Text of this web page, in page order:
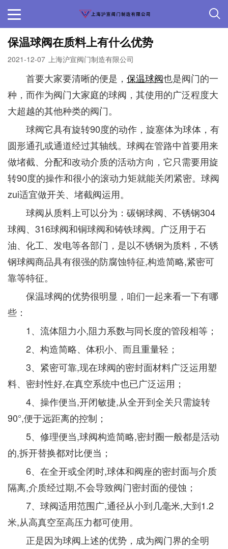
保温球阀在质料上有什么优势
2021-12-07 上海沪宣阀门制造有限公司
首要大家要清晰的便是， 保温球阀也是阀门的一
种，而作为阀门大家庭的球阀，其使用的广泛程度大
大超越的其他种类的阀门。
球阀它具有旋转90度的动作，旋塞体为球体，有
圆形通孔或通道经过其轴线。球阀在管路中首要用来
做堵截、分配和改动介质的活动方向，它只需要用旋
转90度的操作和很小的滚动力矩就能关闭紧密。球阀
zui适宜做开关、堵截阀运用。
球阀从质料上可以分为：碳钢球阀、不锈钢304
球阀、316球阀和铜球阀和铸铁球阀。广泛用于石
油、化工、发电等各部门，是以不锈钢为质料，不锈
钢球阀商品具有很强的防腐蚀特征,构造简略,紧密可
靠等特征。
保温球阀的优势很明显，咱们一起来看一下有哪
些：
1、流体阻力小,阻力系数与同长度的管段相等；
2、构造简略、体积小、而且重量轻；
3、紧密可靠,现在球阀的密封面材料广泛运用塑
料、密封性好,在真空系统中也已广泛运用；
4、操作便当,开闭敏捷,从全开到全关只需旋转
90°,便于远距离的控制；
5、修理便当,球阀构造简略,密封圈一般都是活动
的,拆开替换都对比便当；
6、在全开或全闭时,球体和阀座的密封面与介质
隔离,介质经过期,不会导致阀门密封面的侵蚀；
7、球阀适用范围广,通径从小到几毫米,大到1.2
米,从高真空至高压力都可使用。
正是因为球阀上述的优势，成为阀门界的全明